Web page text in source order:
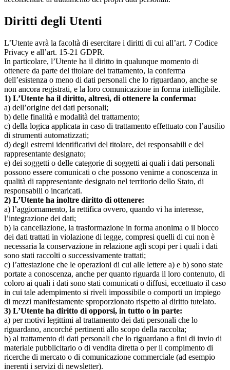
Diritti degli Utenti
L’Utente avrà la facoltà di esercitare i diritti di cui all’art. 7 Codice
Privacy e all’art. 15-21 GDPR.
In particolare, l’Utente ha il diritto in qualunque momento di
ottenere da parte del titolare del trattamento, la conferma
dell’esistenza o meno di dati personali che lo riguardano, anche se
non ancora registrati, e la loro comunicazione in forma intelligibile.
1) L’Utente ha il diritto, altresì, di ottenere la conferma:
a) dell’origine dei dati personali;
b) delle finalità e modalità del trattamento;
c) della logica applicata in caso di trattamento effettuato con l’ausilio
di strumenti automatizzati;
d) degli estremi identificativi del titolare, dei responsabili e del
rappresentante designato;
e) dei soggetti o delle categorie di soggetti ai quali i dati personali
possono essere comunicati o che possono venirne a conoscenza in
qualità di rappresentante designato nel territorio dello Stato, di
responsabili o incaricati.
2) L’Utente ha inoltre diritto di ottenere:
a) l’aggiornamento, la rettifica ovvero, quando vi ha interesse,
l’integrazione dei dati;
b) la cancellazione, la trasformazione in forma anonima o il blocco
dei dati trattati in violazione di legge, compresi quelli di cui non è
necessaria la conservazione in relazione agli scopi per i quali i dati
sono stati raccolti o successivamente trattati;
c) l’attestazione che le operazioni di cui alle lettere a) e b) sono state
portate a conoscenza, anche per quanto riguarda il loro contenuto, di
coloro ai quali i dati sono stati comunicati o diffusi, eccettuato il caso
in cui tale adempimento si riveli impossibile o comporti un impiego
di mezzi manifestamente sproporzionato rispetto al diritto tutelato.
3) L’Utente ha diritto di opporsi, in tutto o in parte:
a) per motivi legittimi al trattamento dei dati personali che lo
riguardano, ancorché pertinenti allo scopo della raccolta;
b) al trattamento di dati personali che lo riguardano a fini di invio di
materiale pubblicitario o di vendita diretta o per il compimento di
ricerche di mercato o di comunicazione commerciale (ad esempio
inerenti i servizi di newsletter).